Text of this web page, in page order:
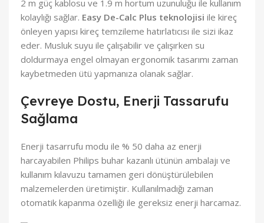
2 m güç kablosu ve 1.9 m hortum uzunuluğu ile kullanım
kolaylığı sağlar. Easy De-Calc Plus teknolojisi ile kireç
önleyen yapısı kireç temzileme hatırlatıcısı ile sizi ikaz
eder. Musluk suyu ile çalışabilir ve çalışırken su
doldurmaya engel olmayan ergonomik tasarımı zaman
kaybetmeden ütü yapmanıza olanak sağlar.
Çevreye Dostu, Enerji Tassarufu
Sağlama
Enerji tasarrufu modu ile % 50 daha az enerji
harcayabilen Philips buhar kazanlı ütünün ambalajı ve
kullanım kılavuzu tamamen geri dönüştürülebilen
malzemelerden üretimiştir. Kullanılmadığı zaman
otomatik kapanma özelliği ile gereksiz enerji harcamaz.